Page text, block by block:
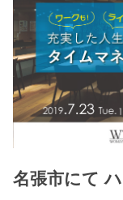
名張市にて